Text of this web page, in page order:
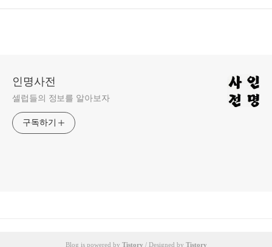
인명사전
셀럽들의 정보를 알아보자
구독하기
Blog is powered by Tistory / Designed by Tistory